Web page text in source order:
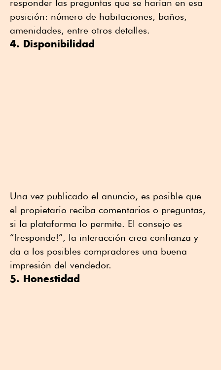
responder las preguntas que se harían en esa
posición: número de habitaciones, baños,
amenidades, entre otros detalles.
4. Disponibilidad
Una vez publicado el anuncio, es posible que
el propietario reciba comentarios o preguntas,
si la plataforma lo permite. El consejo es
“¡responde!”, la interacción crea confianza y
da a los posibles compradores una buena
impresión del vendedor.
5. Honestidad